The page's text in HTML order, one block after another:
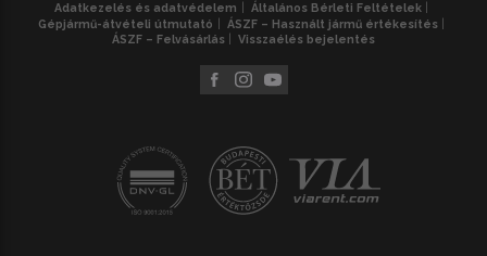
Adatkezelés és adatvédelem
Általános Bérleti Feltételek
Gépjármű-átvételi útmutató
ÁSZF – Használt jármű értékesítés
ÁSZF – Felvásárlás
Visszaélés bejelentés